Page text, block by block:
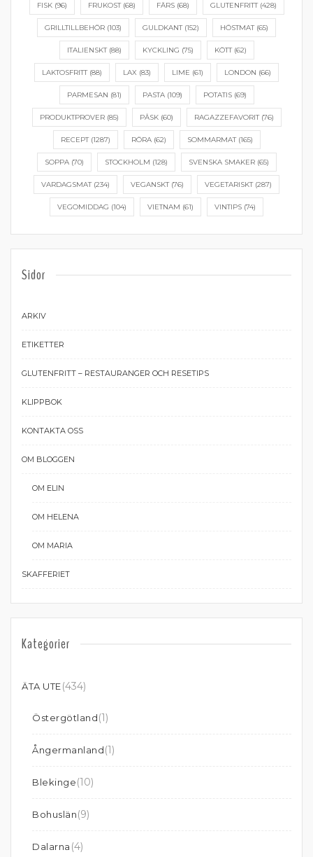
FISK(96) FRUKOST(68) FÄRS(68) GLUTENFRITT(428)
GRILLTILLBEHÖR (103) GULDKANT(152) HÖSTMAT(65)
ITALIENSKT(88) KYCKLING (75) KÖTT(62)
LAKTOSFRITT(88) LAX (83) LIME (61) LONDON (66)
PARMESAN (81) PASTA(109) POTATIS(69)
PRODUKTPROVER(85) PÅSK(60) RAGAZZEFAVORIT(76)
RECEPT(1287) RÖRA(62) SOMMARMAT(165)
SOPPA(70) STOCKHOLM (128) SVENSKA SMAKER(65)
VARDAGSMAT(234) VEGANSKT(76) VEGETARISKT(287)
VEGOMIDDAG (104) VIETNAM (61) VINTIPS (74)
Sidor
ARKIV
ETIKETTER
GLUTENFRITT – RESTAURANGER OCH RESETIPS
KLIPPBOK
KONTAKTA OSS
OM BLOGGEN
OM ELIN
OM HELENA
OM MARIA
SKAFFERIET
Kategorier
ÄTA UTE(434)
Östergötland(1)
Ångermanland(1)
Blekinge(10)
Bohuslän(9)
Dalarna (4)